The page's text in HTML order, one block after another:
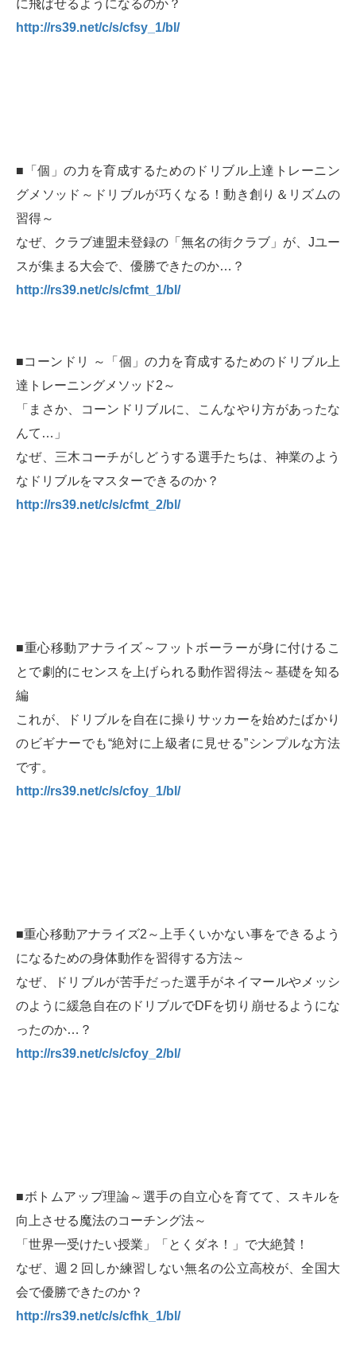
に飛ばせるようになるのか？
http://rs39.net/c/s/cfsy_1/bl/
■「個」の力を育成するためのドリブル上達トレーニン
グメソッド～ドリブルが巧くなる！動き創り＆リズムの
習得～
なぜ、クラブ連盟未登録の「無名の街クラブ」が、Jユー
スが集まる大会で、優勝できたのか…？
http://rs39.net/c/s/cfmt_1/bl/
■コーンドリ ～「個」の力を育成するためのドリブル上
達トレーニングメソッド2～
「まさか、コーンドリブルに、こんなやり方があったな
んて…」
なぜ、三木コーチがしどうする選手たちは、神業のよう
なドリブルをマスターできるのか？
http://rs39.net/c/s/cfmt_2/bl/
■重心移動アナライズ～フットボーラーが身に付けるこ
とで劇的にセンスを上げられる動作習得法～基礎を知る
編
これが、ドリブルを自在に操りサッカーを始めたばかり
のビギナーでも“絶対に上級者に見せる”シンプルな方法
です。
http://rs39.net/c/s/cfoy_1/bl/
■重心移動アナライズ2～上手くいかない事をできるよう
になるための身体動作を習得する方法～
なぜ、ドリブルが苦手だった選手がネイマールやメッシ
のように緩急自在のドリブルでDFを切り崩せるようにな
ったのか…？
http://rs39.net/c/s/cfoy_2/bl/
■ボトムアップ理論～選手の自立心を育てて、スキルを
向上させる魔法のコーチング法～
「世界一受けたい授業」「とくダネ！」で大絶賛！
なぜ、週２回しか練習しない無名の公立高校が、全国大
会で優勝できたのか？
http://rs39.net/c/s/cfhk_1/bl/